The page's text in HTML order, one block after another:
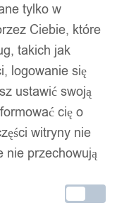
tylko w
Ciebie, które
takich jak
logowanie się
ustawić swoją
cię o
witryny nie
nie przechowują